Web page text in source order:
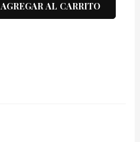
AGREGAR AL CARRITO